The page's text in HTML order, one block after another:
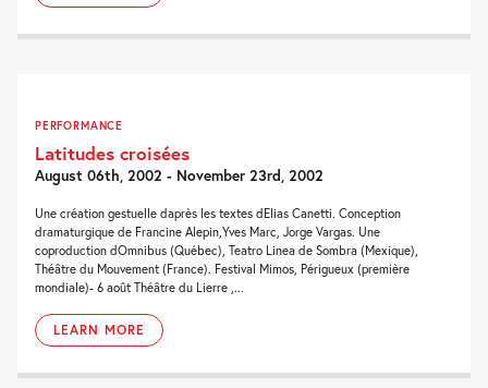
PERFORMANCE
Latitudes croisées
August 06th, 2002 - November 23rd, 2002
Une création gestuelle daprès les textes dElias Canetti. Conception
dramaturgique de Francine Alepin,Yves Marc, Jorge Vargas. Une
coproduction dOmnibus (Québec), Teatro Linea de Sombra (Mexique),
Théâtre du Mouvement (France). Festival Mimos, Périgueux (première
mondiale)- 6 août Théâtre du Lierre ,...
LEARN MORE